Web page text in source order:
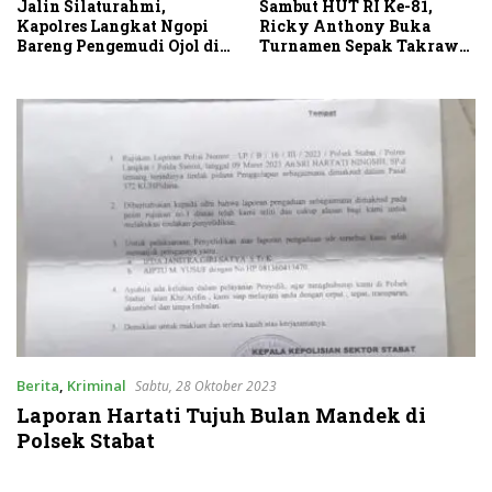
Jalin Silaturahmi,
Kapolres Langkat Ngopi
Bareng Pengemudi Ojol di
Sambut HUT RI Ke-81,
Ricky Anthony Buka
Turnamen Sepak Takraw
Berita, Kriminal Sabtu, 28 Oktober 2023
Laporan Hartati Tujuh Bulan Mandek di
Polsek Stabat